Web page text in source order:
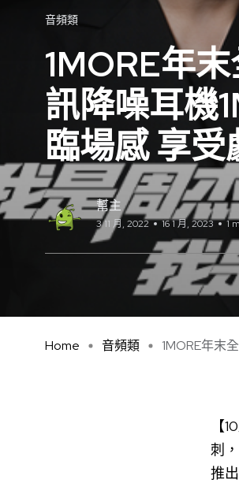
音頻類
1MORE年
訊降噪耳機
臨場感 享
幫主
3 11 月, 2022 16 1 月, 2023 1
Home 音頻類 1MORE年末
【
刺
推